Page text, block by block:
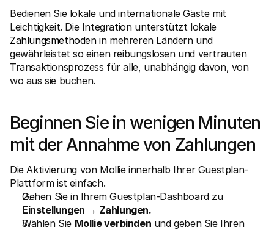
Bedienen Sie lokale und internationale Gäste mit
Leichtigkeit. Die Integration unterstützt lokale
Zahlungsmethoden in mehreren Ländern und
gewährleistet so einen reibungslosen und vertrauten
Transaktionsprozess für alle, unabhängig davon, von
wo aus sie buchen.
Beginnen Sie in wenigen Minuten
mit der Annahme von Zahlungen
Die Aktivierung von Mollie innerhalb Ihrer Guestplan-
Plattform ist einfach.
Gehen Sie in Ihrem Guestplan-Dashboard zu
Einstellungen → Zahlungen.
Wählen Sie Mollie verbinden und geben Sie Ihren